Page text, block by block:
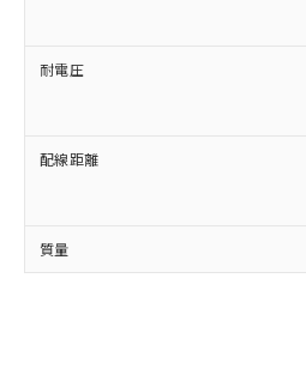
耐電圧
配線距離
質量
記載している更新
覧された時点での
準価格とは異なる
正式な納期状況お
様のお取引先、ま
ムロン制御機器販
オムロン制御機器販
鉛(Pb) 1000ppm以下、 水銀
六価クロム(Cr(Ⅵ)) 1000ppm以
類(PBB) 1000ppm以下、ポリ臭
(PBDE) 1000ppm以下、フタル
ル) (DEHP)(別名：DOP)
ルベンジル（BBP） 1000ppm以
（DBP） 1000ppm以下、フタ
但し、RoHS指令で産業用監視お
フタル酸エステル類の４物質につ
図的な使用がないことを確認し
*中国RoHS10物質の基準値 (GB/
Pb(鉛) :1000ppm、 Hg(水銀) :
Cr(Ⅵ)(六価クロム) : 1000ppm、
ニル類) : 1000ppm、 PBDEs(ポ
DBP(フタル酸ジブチル) :
イソブチル) : 1000ppm、 BBP(
DEHP(フタル酸ビス(2-エチルヘ
※2 環境保護使用期限
（以下｢規制貨物等
または国外への提
国政府の輸出許可(
可)を取得するなど
当社は規制貨物を
全に破砕するなど
いよう必要な手段を
当社は貴社製品を
ル、化学兵器、生
武器並びにこれらの
一定数以上の在
一定数には満
いては、お客様